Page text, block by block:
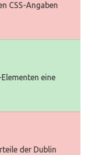
CSS-Angaben
eine
der Dublin